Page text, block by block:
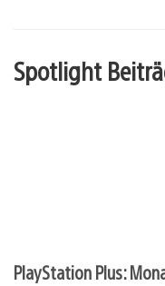
Spotlight
PlayStation Plus: